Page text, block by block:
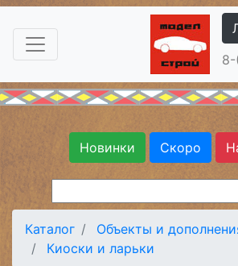
Новинки Скоро
Каталог
Объекты и
Киоски и ларьки